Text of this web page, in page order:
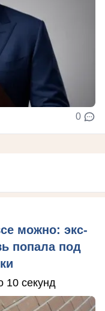
0
можно: экс-
попала под
10 секунд